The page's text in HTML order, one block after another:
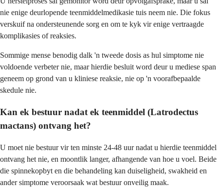
nie enige deurlopende teenmiddelmedikasie tuis neem nie. Die fokus
verskuif na ondersteunende sorg en om te kyk vir enige vertraagde
komplikasies of reaksies.
Sommige mense benodig dalk 'n tweede dosis as hul simptome nie
voldoende verbeter nie, maar hierdie besluit word deur u mediese span
geneem op grond van u kliniese reaksie, nie op 'n voorafbepaalde
skedule nie.
Kan ek bestuur nadat ek teenmiddel (Latrodectus
mactans) ontvang het?
U moet nie bestuur vir ten minste 24-48 uur nadat u hierdie teenmiddel
ontvang het nie, en moontlik langer, afhangende van hoe u voel. Beide
die spinnekopbyt en die behandeling kan duiseligheid, swakheid en
ander simptome veroorsaak wat bestuur onveilig maak.